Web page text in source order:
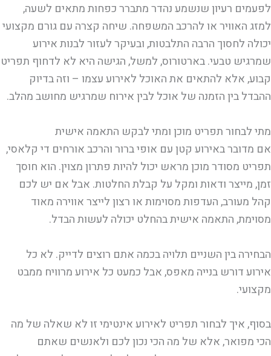
לפעמים רעיון שנשמע נהדר מתברר כפחות מתאים לשעה,
למזג האוויר או להרכב המשפחה. שיחה קצרה עם גורם מקצועי
יכולה לחסוך הרבה התלבטות, ובעיקר לעזור לבנות אירוע
שמרגיש טבעי. בארטורוס, למשל, הגישה היא לא לדחוף תפריט
קבוע, אלא להתאים את האוכל לאירוע עצמו – וזה בדיוק
ההבדל בין הזמנה של אוכל לבין אירוח שמרגיש מחושב מהלב.
מתי לבחור תפריט מוכן ומתי לבקש התאמה אישית
אם מדובר באירוע קטן עם אופי ברור והרכב אורחים די קלאסי,
תפריט מסודר מוכן מראש יכול להיות פתרון מצוין. הוא חוסך
זמן, מייצר ודאות ומקל על קבלת החלטות. אבל אם יש לכם
קהל מעורב, העדפות מסוימות או רצון לייצר אווירה מאוד
מסוימת, התאמה אישית בהחלט יכולה לעשות הבדל.
הבחירה בין השניים תלויה בכמה אתם רוצים לדייק. לא כל
אירוע דורש בנייה מאפס, אבל כמעט כל אירוע מרוויח ממבט
מקצועי.
בסוף, איך לבחור תפריט לאירוע אינטימי זו לא שאלה של מה
הכי מפואר, אלא של מה הכי נכון לכם ולאנשים שאתם